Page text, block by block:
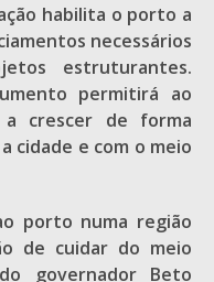
habilita o porto a
necessários
estruturantes.
permitirá ao
crescer de forma
cidade e com o meio
porto numa região
de cuidar do meio
governador Beto